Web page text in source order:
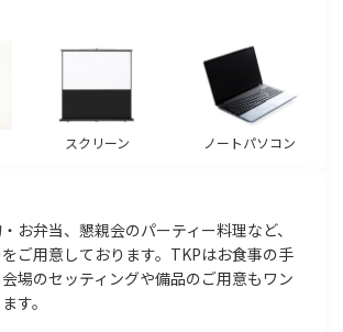
スクリーン ノートパソコン
お弁当、懇親会のパーティー料理など、
ご用意しております。TKPはお食事の手
場のセッティングや備品のご用意もワン
す。